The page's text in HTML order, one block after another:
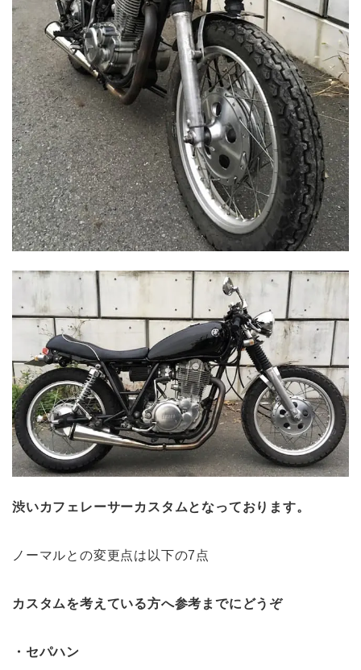
渋いカフェレーサーカスタムとなっております。
ノーマルとの変更点は以下の7点
カスタムを考えている方へ参考までにどうぞ
・セパハン